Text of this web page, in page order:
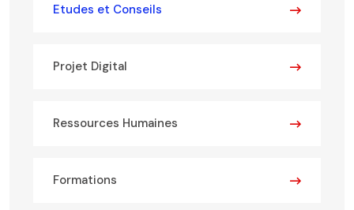
Etudes et Conseils
Projet Digital
Ressources Humaines
Formations